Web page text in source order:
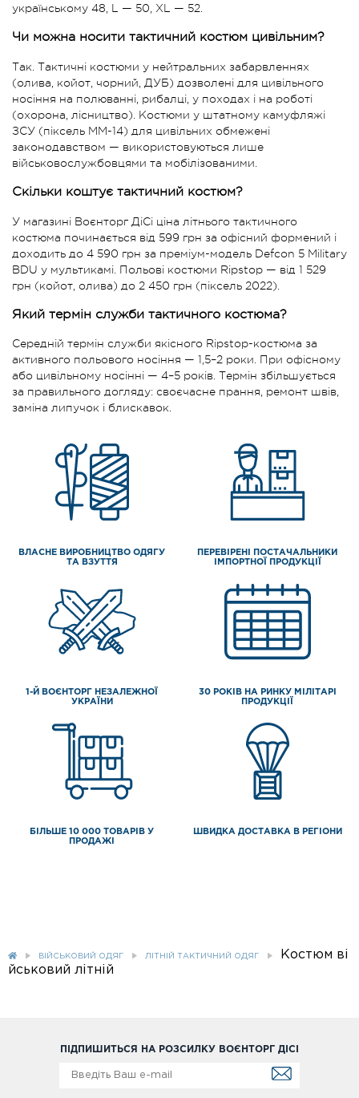
українському 48, L — 50, XL — 52.
Чи можна носити тактичний костюм цивільним?
Так. Тактичні костюми у нейтральних забарвленнях
(олива, койот, чорний, ДУБ) дозволені для цивільного
носіння на полюванні, рибалці, у походах і на роботі
(охорона, лісництво). Костюми у штатному камуфляжі
ЗСУ (піксель ММ-14) для цивільних обмежені
законодавством — використовуються лише
військовослужбовцями та мобілізованими.
Скільки коштує тактичний костюм?
У магазині Воєнторг ДіСі ціна літнього тактичного
костюма починається від 599 грн за офісний формений і
доходить до 4 590 грн за преміум-модель Defcon 5 Military
BDU у мультикамі. Польові костюми Ripstop — від 1 529
грн (койот, олива) до 2 450 грн (піксель 2022).
Який термін служби тактичного костюма?
Середній термін служби якісного Ripstop-костюма за
активного польового носіння — 1,5–2 роки. При офісному
або цивільному носінні — 4–5 років. Термін збільшується
за правильного догляду: своєчасне прання, ремонт швів,
заміна липучок і блискавок.
ВЛАСНЕ ВИРОБНИЦТВО ОДЯГУ
ТА ВЗУТТЯ
ПЕРЕВІРЕНІ ПОСТАЧАЛЬНИКИ
ІМПОРТНОЇ ПРОДУКЦІЇ
1-Й ВОЄНТОРГ НЕЗАЛЕЖНОЇ
УКРАЇНИ
30 РОКІВ НА РИНКУ МІЛІТАРІ
ПРОДУКЦІЇ
БІЛЬШЕ 10 000 ТОВАРІВ У
ПРОДАЖІ
ШВИДКА ДОСТАВКА В РЕГІОНИ
ВІЙСЬКОВИЙ ОДЯГ ЛІТНІЙ ТАКТИЧНИЙ ОДЯГ
Костюм ві
йськовий літній
ПІДПИШИТЬСЯ НА РОЗСИЛКУ ВОЄНТОРГ ДІСІ